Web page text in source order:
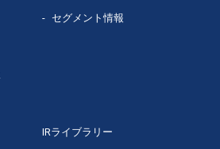
セグメント情報
IRライブラリー